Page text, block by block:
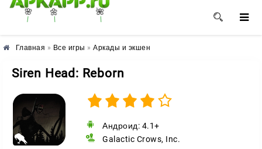
🌸 🌼 🌺
Главная » Все игры » Аркады и экшен
Siren Head: Reborn
Андроид: 4.1+
Galactic Crows, Inc.